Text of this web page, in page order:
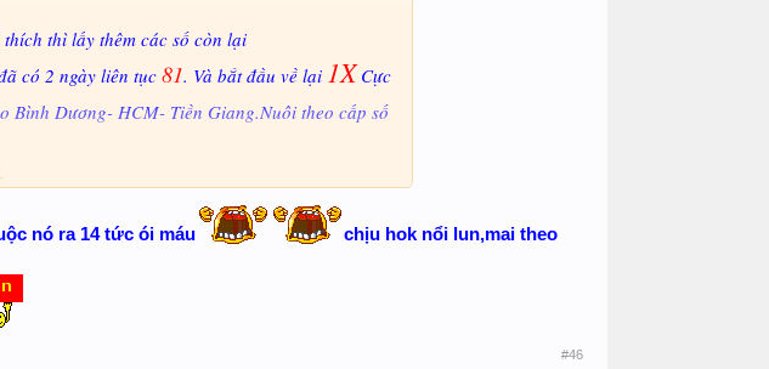
thích thì lấy thêm các số còn lại
có 2 ngày liên tục81. Và bắt đầu về lại 1X Cực
Bình Dương- HCM- Tiền Giang.Nuôi theo cấp số
trả lời được, mong anh em thông cảm !
nó ra 14 tức ói máu chịu hok nổi lun,mai theo
#46